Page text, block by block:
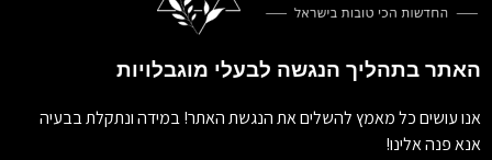
האתר בתהליך הנגשה לבעלי מוגבלויות
אנו עושים כל מאמץ להשלים את הנגשת האתר! במידה ונתקלת בבעיה
אנא פנה אלינו!